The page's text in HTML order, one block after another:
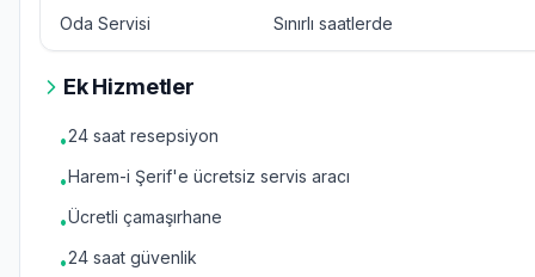
Oda Servisi Sınırlı saatlerde
Ek Hizmetler
•24 saat resepsiyon
•Harem-i Şerif'e ücretsiz servis aracı
•Ücretli çamaşırhane
•24 saat güvenlik